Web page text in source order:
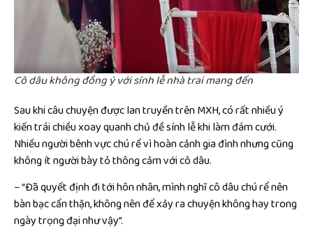
Cô dâu không đồng ý với sính lễ nhà trai mang đến
Sau khi câu chuyện được lan truyền trên MXH, có rất nhiều ý
kiến trái chiều xoay quanh chủ đề sính lễ khi làm đám cưới.
Nhiều người bênh vực chú rể vì hoàn cảnh gia đình nhưng cũng
không ít người bày tỏ thông cảm với cô dâu.
– “Đã quyết định đi tới hôn nhân, mình nghĩ cô dâu chú rể nên
bàn bạc cẩn thận, không nên để xảy ra chuyện không hay trong
ngày trọng đại như vậy”.